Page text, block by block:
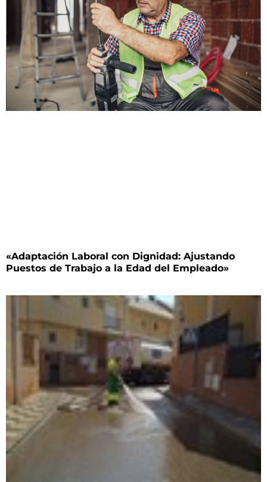
«Adaptación Laboral con Dignidad: Ajustando
Puestos de Trabajo a la Edad del Empleado»